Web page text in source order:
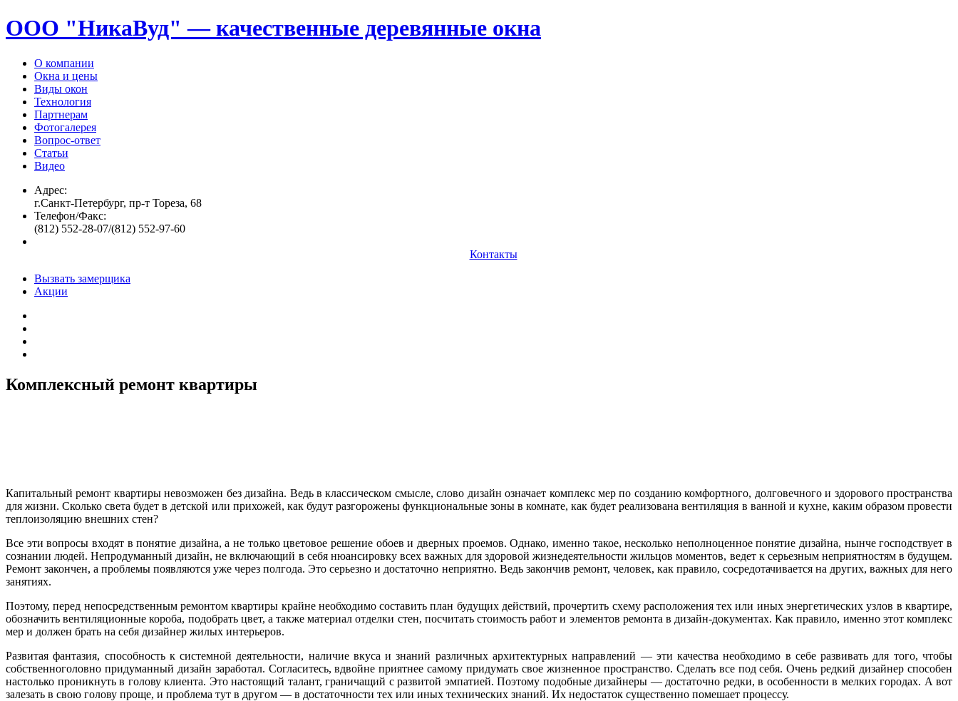
ООО "НикаВуд" — качественные деревянные окна
О компании
Окна и цены
Виды окон
Технология
Партнерам
Фотогалерея
Вопрос-ответ
Статьи
Видео
Адрес:
г.Санкт-Петербург, пр-т Тореза, 68
Телефон/Факс:
(812) 552-28-07/(812) 552-97-60
Контакты
Вызвать замерщика
Акции
Комплексный ремонт квартиры
Капитальный ремонт квартиры невозможен без дизайна. Ведь в классическом смысле, слово дизайн означает комплекс мер по созданию комфортного, долговечного и здорового пространства
для жизни. Сколько света будет в детской или прихожей, как будут разгорожены функциональные зоны в комнате, как будет реализована вентиляция в ванной и кухне, каким образом провести
теплоизоляцию внешних стен?
Все эти вопросы входят в понятие дизайна, а не только цветовое решение обоев и дверных проемов. Однако, именно такое, несколько неполноценное понятие дизайна, нынче господствует в
сознании людей. Непродуманный дизайн, не включающий в себя нюансировку всех важных для здоровой жизнедеятельности жильцов моментов, ведет к серьезным неприятностям в будущем.
Ремонт закончен, а проблемы появляются уже через полгода. Это серьезно и достаточно неприятно. Ведь закончив ремонт, человек, как правило, сосредотачивается на других, важных для него
занятиях.
Поэтому, перед непосредственным ремонтом квартиры крайне необходимо составить план будущих действий, прочертить схему расположения тех или иных энергетических узлов в квартире,
обозначить вентиляционные короба, подобрать цвет, а также материал отделки стен, посчитать стоимость работ и элементов ремонта в дизайн-документах. Как правило, именно этот комплекс
мер и должен брать на себя дизайнер жилых интерьеров.
Развитая фантазия, способность к системной деятельности, наличие вкуса и знаний различных архитектурных направлений — эти качества необходимо в себе развивать для того, чтобы
собственноголовно придуманный дизайн заработал. Согласитесь, вдвойне приятнее самому придумать свое жизненное пространство. Сделать все под себя. Очень редкий дизайнер способен
настолько проникнуть в голову клиента. Это настоящий талант, граничащий с развитой эмпатией. Поэтому подобные дизайнеры — достаточно редки, в особенности в мелких городах. А вот
залезать в свою голову проще, и проблема тут в другом — в достаточности тех или иных технических знаний. Их недостаток существенно помешает процессу.